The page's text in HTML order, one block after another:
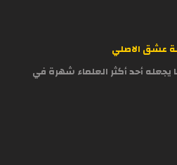
عشق الاصلي
أحد أكثر العلماء شهرة في